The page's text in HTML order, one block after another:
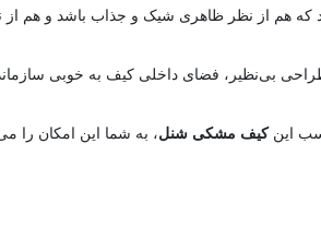
که هم از نظر ظاهری شیک و جذاب باشد و هم از
بی‌نظیر، فضای داخلی کیف به خوبی
اینکیف مشکی شنل، به شما این امکان را